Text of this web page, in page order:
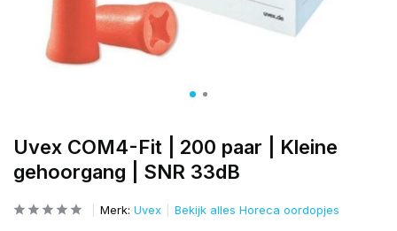
Uvex COM4-Fit | 200 paar | Kleine
gehoorgang | SNR 33dB
Merk: Uvex Bekijk alles Horeca oordopjes